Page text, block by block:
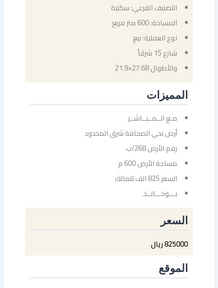
التصنيف الفرعي: سكنية
المساحة: 600 متر مربع
نوع العملية: بيع
شارع 15 شرقاً
والأطوال 27.68×21.9
المميزات
مـع الــمــبــاشــر
أرض بحي الصحافة شرق المحدود
رقم الأرض 268/ب
مساحة الأرض 600 م
السعر 825 الف للمالك
بـــوخـــالــد.
السعر
825000 ريال
الموقع